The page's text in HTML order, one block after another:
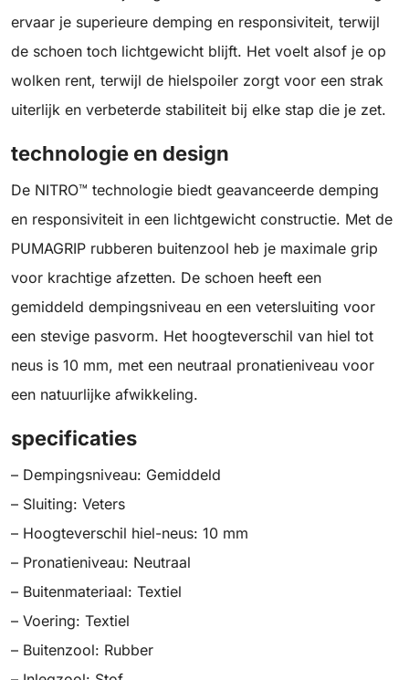
ervaar je superieure demping en responsiviteit, terwijl
de schoen toch lichtgewicht blijft. Het voelt alsof je op
wolken rent, terwijl de hielspoiler zorgt voor een strak
uiterlijk en verbeterde stabiliteit bij elke stap die je zet.
technologie en design
De NITRO™ technologie biedt geavanceerde demping
en responsiviteit in een lichtgewicht constructie. Met de
PUMAGRIP rubberen buitenzool heb je maximale grip
voor krachtige afzetten. De schoen heeft een
gemiddeld dempingsniveau en een vetersluiting voor
een stevige pasvorm. Het hoogteverschil van hiel tot
neus is 10 mm, met een neutraal pronatieniveau voor
een natuurlijke afwikkeling.
specificaties
– Dempingsniveau: Gemiddeld
– Sluiting: Veters
– Hoogteverschil hiel-neus: 10 mm
– Pronatieniveau: Neutraal
– Buitenmateriaal: Textiel
– Voering: Textiel
– Buitenzool: Rubber